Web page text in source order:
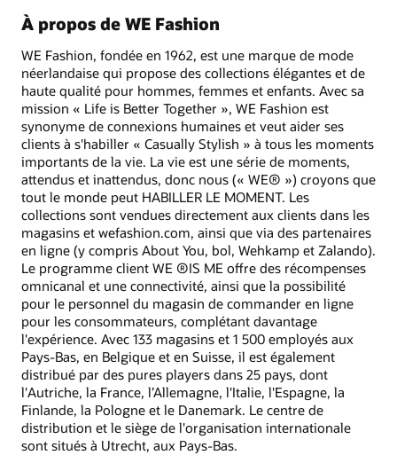
À propos de WE Fashion
WE Fashion, fondée en 1962, est une marque de mode
néerlandaise qui propose des collections élégantes et de
haute qualité pour hommes, femmes et enfants. Avec sa
mission « Life is Better Together », WE Fashion est
synonyme de connexions humaines et veut aider ses
clients à s'habiller « Casually Stylish » à tous les moments
importants de la vie. La vie est une série de moments,
attendus et inattendus, donc nous (« WE® ») croyons que
tout le monde peut HABILLER LE MOMENT. Les
collections sont vendues directement aux clients dans les
magasins et wefashion.com, ainsi que via des partenaires
en ligne (y compris About You, bol, Wehkamp et Zalando).
Le programme client WE ®IS ME offre des récompenses
omnicanal et une connectivité, ainsi que la possibilité
pour le personnel du magasin de commander en ligne
pour les consommateurs, complétant davantage
l'expérience. Avec 133 magasins et 1 500 employés aux
Pays-Bas, en Belgique et en Suisse, il est également
distribué par des pures players dans 25 pays, dont
l'Autriche, la France, l’Allemagne, l'Italie, l'Espagne, la
Finlande, la Pologne et le Danemark. Le centre de
distribution et le siège de l'organisation internationale
sont situés à Utrecht, aux Pays-Bas.